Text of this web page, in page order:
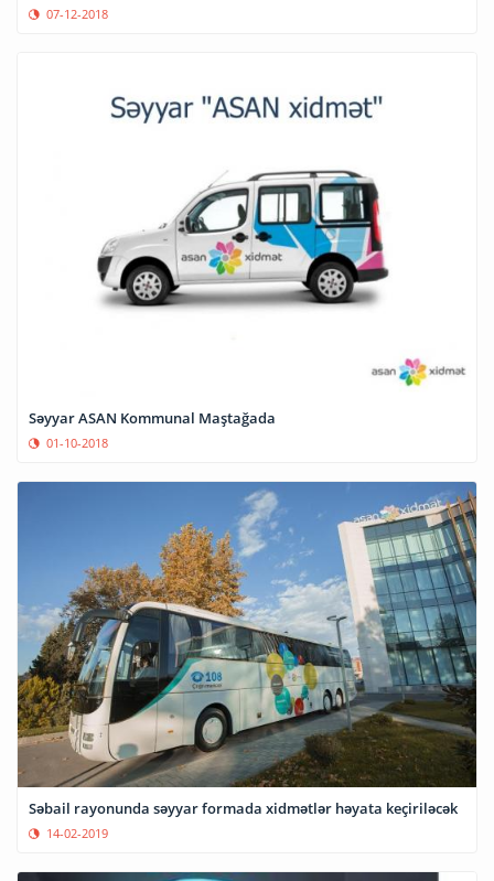
07-12-2018
Səyyar ASAN Kommunal Maştağada
01-10-2018
Səbail rayonunda səyyar formada xidmətlər həyata keçiriləcək
14-02-2019